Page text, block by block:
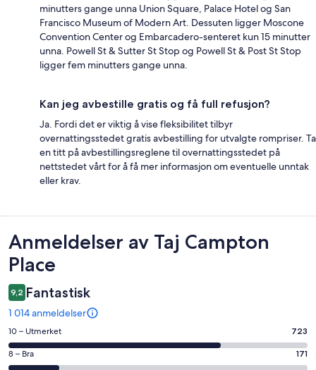
minutters gange unna Union Square, Palace Hotel og San
Francisco Museum of Modern Art. Dessuten ligger Moscone
Convention Center og Embarcadero-senteret kun 15 minutter
unna. Powell St & Sutter St Stop og Powell St & Post St Stop
ligger fem minutters gange unna.
Kan jeg avbestille gratis og få full refusjon?
Ja. Fordi det er viktig å vise fleksibilitet tilbyr
overnattingsstedet gratis avbestilling for utvalgte rompriser. Ta
en titt på avbestillingsreglene til overnattingsstedet på
nettstedet vårt for å få mer informasjon om eventuelle unntak
eller krav.
Anmeldelser
Anmeldelser av Taj Campton
Place
9,2 Fantastisk
1 014 anmeldelser
Rangering
på
10
10 – Utmerket 723
Rangering
8 – Bra 171